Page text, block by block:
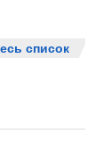
список